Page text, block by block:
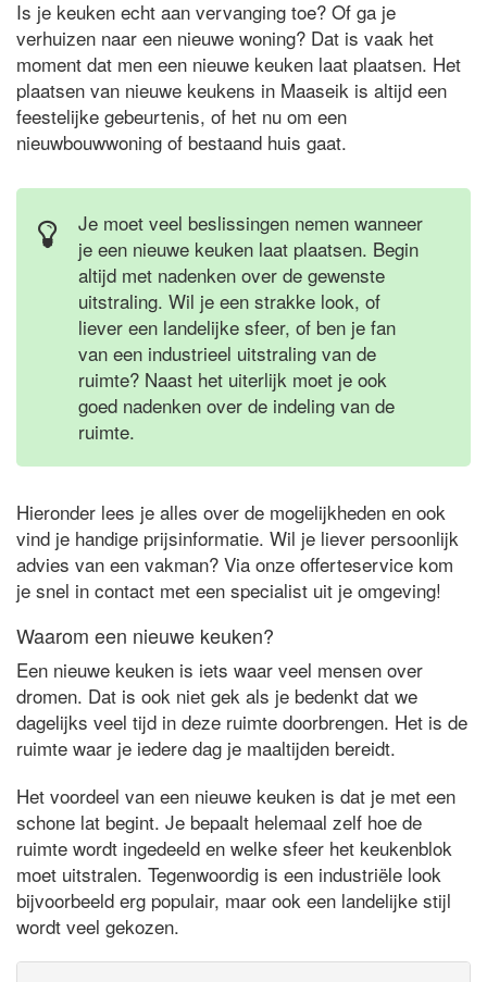
Is je keuken echt aan vervanging toe? Of ga je
verhuizen naar een nieuwe woning? Dat is vaak het
moment dat men een nieuwe keuken laat plaatsen. Het
plaatsen van nieuwe keukens in Maaseik is altijd een
feestelijke gebeurtenis, of het nu om een
nieuwbouwwoning of bestaand huis gaat.
Je moet veel beslissingen nemen wanneer
je een nieuwe keuken laat plaatsen. Begin
altijd met nadenken over de gewenste
uitstraling. Wil je een strakke look, of
liever een landelijke sfeer, of ben je fan
van een industrieel uitstraling van de
ruimte? Naast het uiterlijk moet je ook
goed nadenken over de indeling van de
ruimte.
Hieronder lees je alles over de mogelijkheden en ook
vind je handige prijsinformatie. Wil je liever persoonlijk
advies van een vakman? Via onze offerteservice kom
je snel in contact met een specialist uit je omgeving!
Waarom een nieuwe keuken?
Een nieuwe keuken is iets waar veel mensen over
dromen. Dat is ook niet gek als je bedenkt dat we
dagelijks veel tijd in deze ruimte doorbrengen. Het is de
ruimte waar je iedere dag je maaltijden bereidt.
Het voordeel van een nieuwe keuken is dat je met een
schone lat begint. Je bepaalt helemaal zelf hoe de
ruimte wordt ingedeeld en welke sfeer het keukenblok
moet uitstralen. Tegenwoordig is een industriële look
bijvoorbeeld erg populair, maar ook een landelijke stijl
wordt veel gekozen.